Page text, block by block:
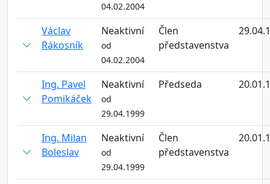
04.02.2004
Václav
Rákosník
Neaktivní
od
04.02.2004
Člen
představenstva
Ing. Pavel
Pomikáček
Neaktivní
od
29.04.1999
Předseda
Ing. Milan
Boleslav
Neaktivní
od
29.04.1999
Člen
představenstva